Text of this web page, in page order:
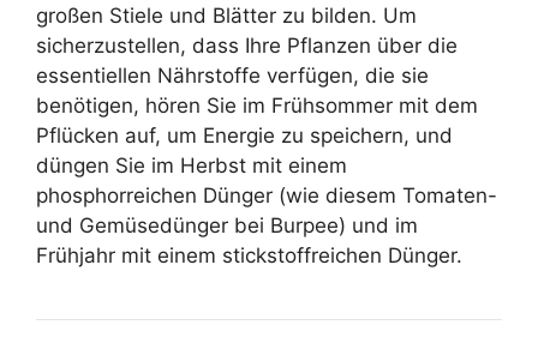
großen Stiele und Blätter zu bilden. Um
sicherzustellen, dass Ihre Pflanzen über die
essentiellen Nährstoffe verfügen, die sie
benötigen, hören Sie im Frühsommer mit dem
Pflücken auf, um Energie zu speichern, und
düngen Sie im Herbst mit einem
phosphorreichen Dünger (wie diesem Tomaten-
und Gemüsedünger bei Burpee) und im
Frühjahr mit einem stickstoffreichen Dünger.